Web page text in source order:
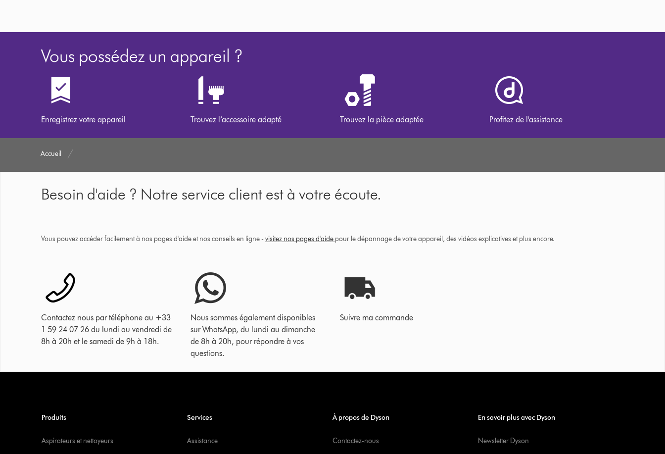
Vous possédez un appareil ?
Enregistrez votre appareil Trouvez l’accessoire adapté Trouvez la pièce adaptée Profitez de l'assistance
Accueil
Besoin d'aide ? Notre service client est à votre écoute.
Vous pouvez accéder facilement à nos pages d'aide et nos conseils en ligne - visitez nos pages d'aide pour le dépannage de votre appareil, des vidéos explicatives et plus encore.
Contactez nous par téléphone au +33
1 59 24 07 26 du lundi au vendredi de
8h à 20h et le samedi de 9h à 18h.
Nous sommes également disponibles
sur WhatsApp, du lundi au dimanche
de 8h à 20h, pour répondre à vos
questions.
Suivre ma commande
Produits
Aspirateurs et nettoyeurs
Services
Assistance
À propos de Dyson
Contactez-nous
En savoir plus avec Dyson
Newsletter Dyson